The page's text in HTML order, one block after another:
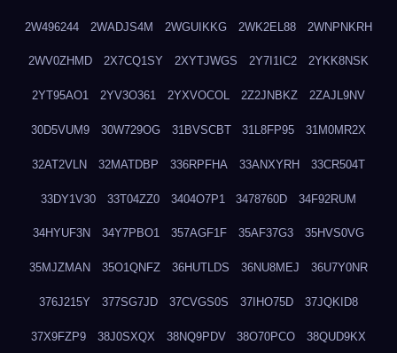
2W496244 2WADJS4M 2WGUIKKG 2WK2EL88 2WNPNKRH
2WV0ZHMD 2X7CQ1SY 2XYTJWGS 2Y7I1IC2 2YKK8NSK
2YT95AO1 2YV3O361 2YXVOCOL 2Z2JNBKZ 2ZAJL9NV
30D5VUM9 30W729OG 31BVSCBT 31L8FP95 31M0MR2X
32AT2VLN 32MATDBP 336RPFHA 33ANXYRH 33CR504T
33DY1V30 33T04ZZ0 3404O7P1 3478760D 34F92RUM
34HYUF3N 34Y7PBO1 357AGF1F 35AF37G3 35HVS0VG
35MJZMAN 35O1QNFZ 36HUTLDS 36NU8MEJ 36U7Y0NR
376J215Y 377SG7JD 37CVGS0S 37IHO75D 37JQKID8
37X9FZP9 38J0SXQX 38NQ9PDV 38O70PCO 38QUD9KX